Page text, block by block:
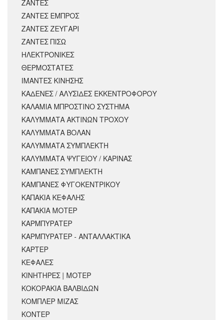
ΖΑΝΤΕΣ
ΖΑΝΤΕΣ ΕΜΠΡΟΣ
ΖΑΝΤΕΣ ΖΕΥΓΑΡΙ
ΖΑΝΤΕΣ ΠΙΣΩ
ΗΛΕΚΤΡΟΝΙΚΕΣ
ΘΕΡΜΟΣΤΑΤΕΣ
ΙΜΑΝΤΕΣ ΚΙΝΗΣΗΣ
ΚΑΔΕΝΕΣ / ΑΛΥΣΙΔΕΣ ΕΚΚΕΝΤΡΟΦΟΡΟΥ
ΚΑΛΑΜΙΑ ΜΠΡΟΣΤΙΝΟ ΣΥΣΤΗΜΑ
ΚΑΛΥΜΜΑΤΑ ΑΚΤΙΝΩΝ ΤΡΟΧΟΥ
ΚΑΛΥΜΜΑΤΑ ΒΟΛΑΝ
ΚΑΛΥΜΜΑΤΑ ΣΥΜΠΛΕΚΤΗ
ΚΑΛΥΜΜΑΤΑ ΨΥΓΕΙΟΥ / ΚΑΡΙΝΑΣ
ΚΑΜΠΑΝΕΣ ΣΥΜΠΛΕΚΤΗ
ΚΑΜΠΑΝΕΣ ΦΥΓΟΚΕΝΤΡΙΚΟΥ
ΚΑΠΑΚΙΑ ΚΕΦΑΛΗΣ
ΚΑΠΑΚΙΑ ΜΟΤΕΡ
ΚΑΡΜΠΥΡΑΤΕΡ
ΚΑΡΜΠΥΡΑΤΕΡ - ΑΝΤΑΛΛΑΚΤΙΚΑ
ΚΑΡΤΕΡ
ΚΕΦΑΛΕΣ
ΚΙΝΗΤΗΡΕΣ | ΜΟΤΕΡ
ΚΟΚΟΡΑΚΙΑ ΒΑΛΒΙΔΩΝ
ΚΟΜΠΛΕΡ ΜΙΖΑΣ
ΚΟΝΤΕΡ